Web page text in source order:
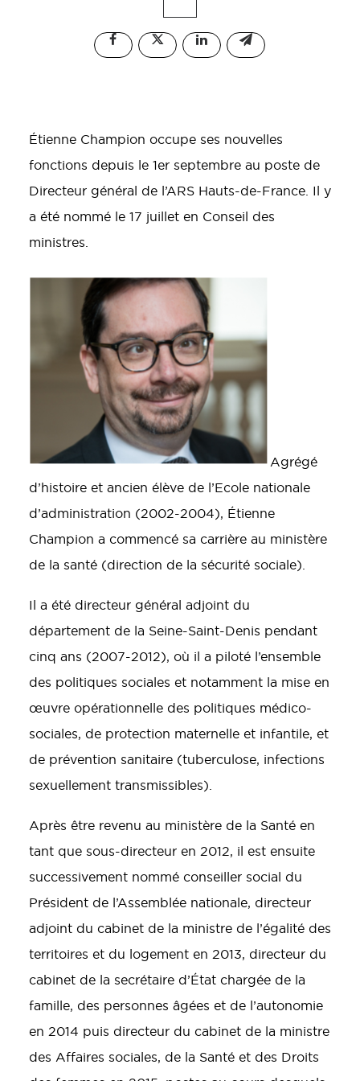
Étienne Champion occupe ses nouvelles
fonctions depuis le 1er septembre au poste de
Directeur général de l’ARS Hauts-de-France. Il y
a été nommé le 17 juillet en Conseil des
ministres.
Agrégé
d’histoire et ancien élève de l’Ecole nationale
d’administration (2002-2004), Étienne
Champion a commencé sa carrière au ministère
de la santé (direction de la sécurité sociale).
Il a été directeur général adjoint du
département de la Seine-Saint-Denis pendant
cinq ans (2007-2012), où il a piloté l’ensemble
des politiques sociales et notamment la mise en
œuvre opérationnelle des politiques médico-
sociales, de protection maternelle et infantile, et
de prévention sanitaire (tuberculose, infections
sexuellement transmissibles).
Après être revenu au ministère de la Santé en
tant que sous-directeur en 2012, il est ensuite
successivement nommé conseiller social du
Président de l’Assemblée nationale, directeur
adjoint du cabinet de la ministre de l’égalité des
territoires et du logement en 2013, directeur du
cabinet de la secrétaire d’État chargée de la
famille, des personnes âgées et de l’autonomie
en 2014 puis directeur du cabinet de la ministre
des Affaires sociales, de la Santé et des Droits